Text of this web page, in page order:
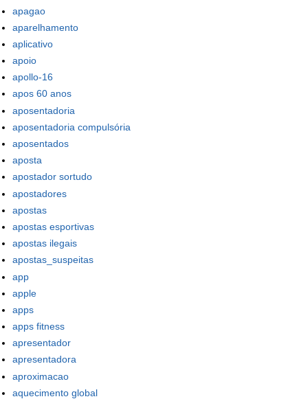
apagao
aparelhamento
aplicativo
apoio
apollo-16
apos 60 anos
aposentadoria
aposentadoria compulsória
aposentados
aposta
apostador sortudo
apostadores
apostas
apostas esportivas
apostas ilegais
apostas_suspeitas
app
apple
apps
apps fitness
apresentador
apresentadora
aproximacao
aquecimento global